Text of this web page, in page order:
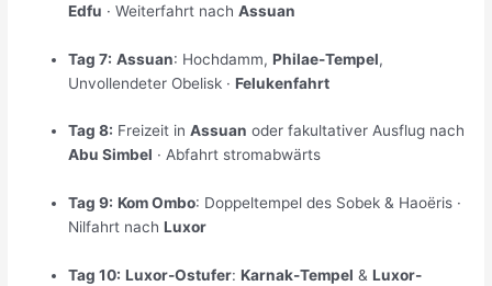
Edfu · Weiterfahrt nachAssuan
Tag 7: Assuan: Hochdamm,Philae-Tempel,
Unvollendeter Obelisk ·Felukenfahrt
Tag 8: Freizeit inAssuan oder fakultativer Ausflug nach
Abu Simbel · Abfahrt stromabwärts
Tag 9: Kom Ombo: Doppeltempel des Sobek & Haoëris ·
Nilfahrt nachLuxor
Tag 10: Luxor-Ostufer:Karnak-Tempel &Luxor-